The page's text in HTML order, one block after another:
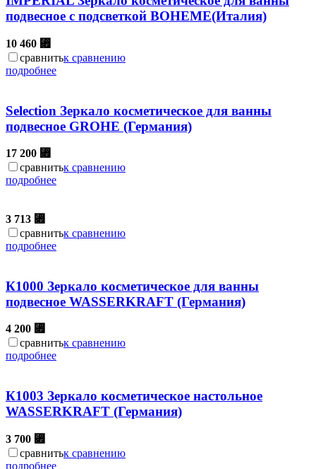
подвесное с подсветкой BOHEME(Италия)
10 460 ⃏
сравнитьк сравнению
подробнее
Selection Зеркало косметическое для ванны
подвесное GROHE (Германия)
17 200 ⃏
сравнитьк сравнению
подробнее
3 713 ⃏
сравнитьк сравнению
подробнее
К1000 Зеркало косметическое для ванны
подвесное WASSERKRAFT (Германия)
4 200 ⃏
сравнитьк сравнению
подробнее
К1003 Зеркало косметическое настольное
WASSERKRAFT (Германия)
3 700 ⃏
сравнитьк сравнению
подробнее